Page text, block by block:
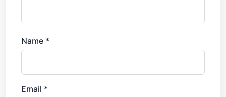
Name *
Email *